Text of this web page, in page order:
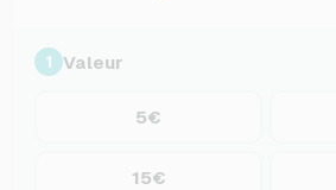
1 Valeur
5€
15€